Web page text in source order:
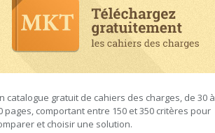
catalogue gratuit de cahiers des charges, de 30 à
pages, comportant entre 150 et 350 critères pour
et choisir une solution.